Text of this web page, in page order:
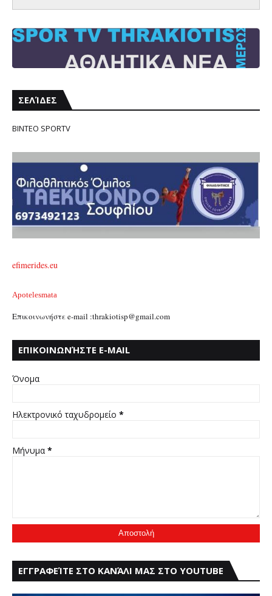
ΣΕΛΊΔΕΣ
ΒΙΝΤΕΟ SPORTV
efimerides.eu
Apotelesmata
Επικοινωνήστε e-mail :thrakiotisp@gmail.com
ΕΠΙΚΟΙΝΩΝΉΣΤΕ E-MAIL
Όνομα
Ηλεκτρονικό ταχυδρομείο *
Μήνυμα *
ΕΓΓΡΑΦΕΊΤΕ ΣΤΟ ΚΑΝΆΛΙ ΜΑΣ ΣΤΟ YOUTUBE